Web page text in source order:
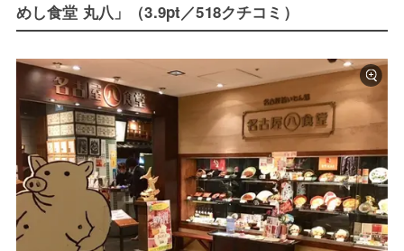
めし食堂 丸八」（3.9pt／518クチコミ）